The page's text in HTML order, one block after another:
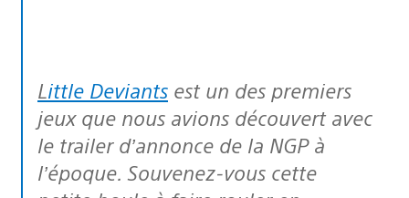
Little Deviants est un des premiers
jeux que nous avions découvert avec
le trailer d’annonce de la NGP à
l’époque. Souvenez-vous cette